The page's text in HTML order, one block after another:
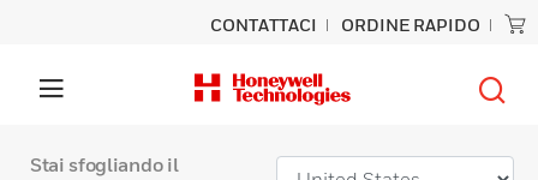
CONTATTACI ORDINE RAPIDO
Stai sfogliando il